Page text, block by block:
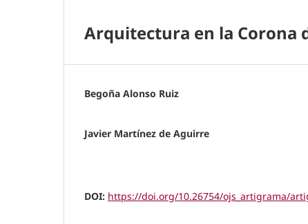
Arquitectura en la Corona
Begoña Alonso Ruiz
Javier Martínez de Aguirre
DOI: https://doi.org/10.26754/ojs_artigrama/